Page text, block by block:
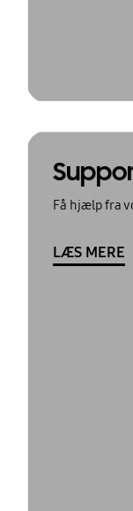
Få hjælp fra
LÆS MERE